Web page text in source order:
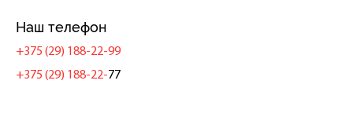
Наш телефон
+375 (29) 188-22-99
+375 (29) 188-22-77